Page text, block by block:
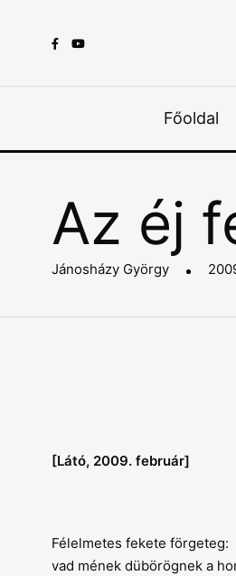
Főoldal
Az éj
Jánosházy György
[Látó, 2009. február]
Félelmetes fekete förgeteg:
vad mének dübörögnek a